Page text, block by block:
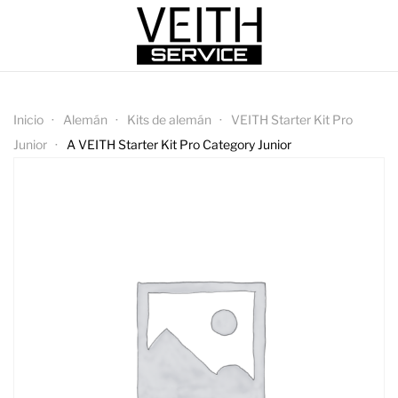
Inicio Alemán Kits de alemán
VEITH Starter Kit Pro
Junior
A VEITH Starter Kit Pro Category Junior